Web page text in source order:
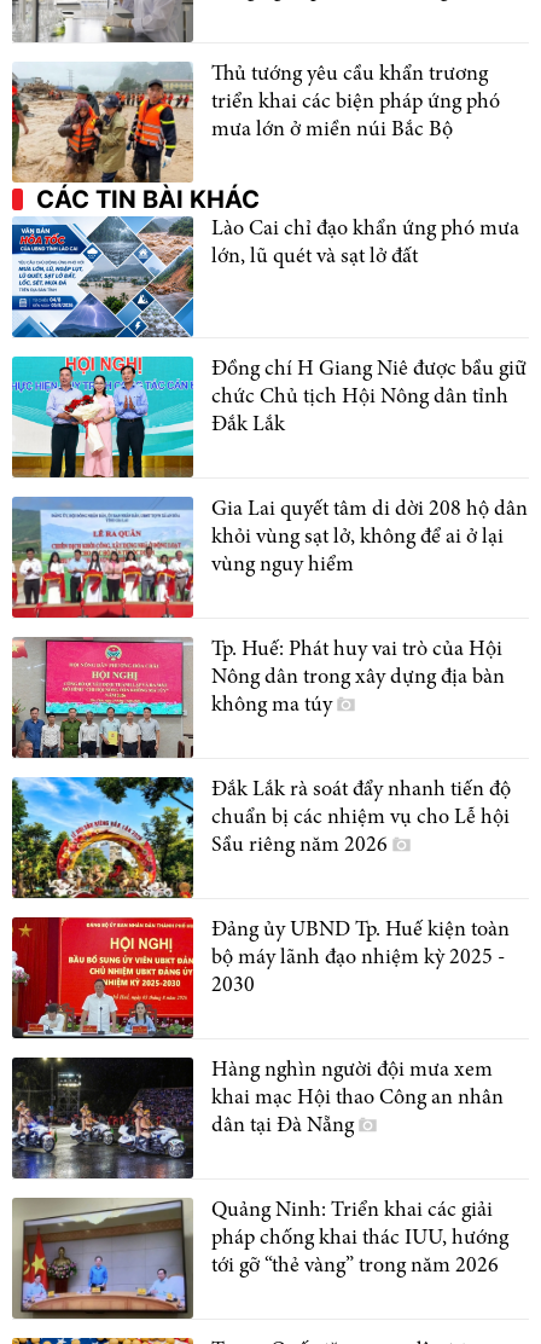
Thủ tướng yêu cầu khẩn trương
triển khai các biện pháp ứng phó
mưa lớn ở miền núi Bắc Bộ
CÁC TIN BÀI KHÁC
Lào Cai chỉ đạo khẩn ứng phó mưa
lớn, lũ quét và sạt lở đất
Đồng chí H Giang Niê được bầu giữ
chức Chủ tịch Hội Nông dân tỉnh
Đắk Lắk
Gia Lai quyết tâm di dời 208 hộ dân
khỏi vùng sạt lở, không để ai ở lại
vùng nguy hiểm
Tp. Huế: Phát huy vai trò của Hội
Nông dân trong xây dựng địa bàn
không ma túy
Đắk Lắk rà soát đẩy nhanh tiến độ
chuẩn bị các nhiệm vụ cho Lễ hội
Sầu riêng năm 2026
Đảng ủy UBND Tp. Huế kiện toàn
bộ máy lãnh đạo nhiệm kỳ 2025 -
2030
Hàng nghìn người đội mưa xem
khai mạc Hội thao Công an nhân
dân tại Đà Nẵng
Quảng Ninh: Triển khai các giải
pháp chống khai thác IUU, hướng
tới gỡ “thẻ vàng” trong năm 2026